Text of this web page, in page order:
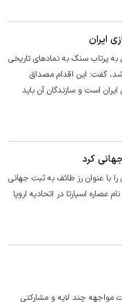
ایران
پرتاب سنگ به نماد‌های تاریخی
گفت: این اقدام مصداق
است و سازندگان آن باید
کرد
با عنوان رز طائف به ثبت جهانی
اسپارتا در اتحادیه اروپا
مواجهه چند لایه و مشارکتی